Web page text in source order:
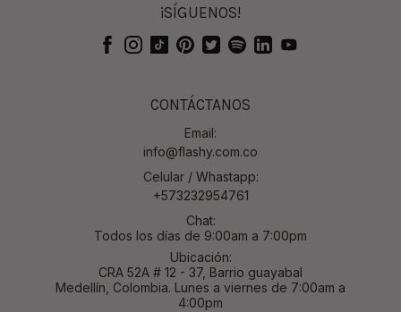
¡SÍGUENOS!
CONTÁCTANOS
Email:
info@flashy.com.co
Celular / Whastapp:
+573232954761
Chat:
Todos los días de 9:00am a 7:00pm
Ubicación:
CRA 52A # 12 - 37, Barrio guayabal
Medellín, Colombia. Lunes a viernes de 7:00am a
4:00pm